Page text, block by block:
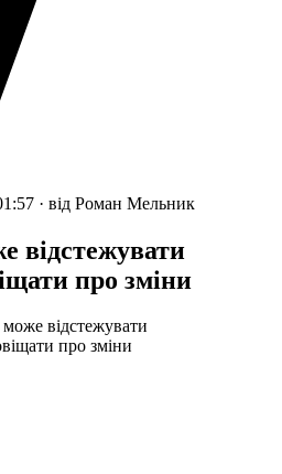
· від Роман Мельник
відстежувати
про зміни